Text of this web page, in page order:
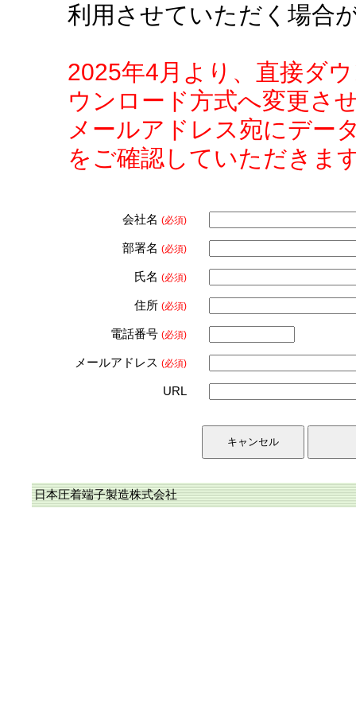
利用させていただく場合
2025年4月より、直接ダ
ウンロード方式へ変更さ
メールアドレス宛にデー
をご確認していただきま
会社名 (必須)
部署名 (必須)
氏名 (必須)
住所 (必須)
電話番号 (必須)
メールアドレス (必須)
URL
日本圧着端子製造株式会社